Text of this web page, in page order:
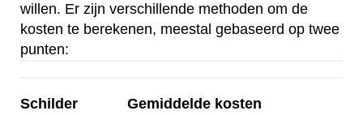
willen. Er zijn verschillende methoden om de
kosten te berekenen, meestal gebaseerd op twee
punten:
Schilder
Gemiddelde kosten